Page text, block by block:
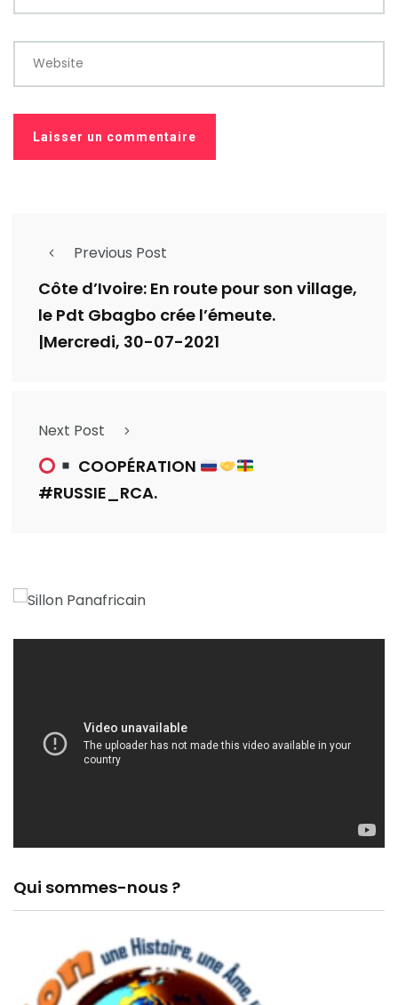
Website
Previous Post
Côte d’Ivoire: En route pour son village,
le Pdt Gbagbo crée l’émeute.
|Mercredi, 30-07-2021
Next Post
COOPÉRATION
#RUSSIE_RCA.
Qui sommes-nous ?